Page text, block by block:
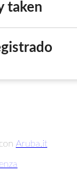
taken
Aruba.it